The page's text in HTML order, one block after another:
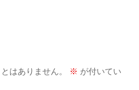
はありません。 ※ が付いてい